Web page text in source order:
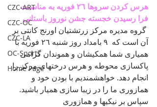
CZC-ART
CZC-OC
CZC-LA
OC-Sports
Home Page
هرس کردن سروها ٢٦ فوریه به مناسبت
فرا رسيدن خجسته جشن نوروز باستانى
گروه مديره مركز زرتشتيان اورنج كانتى بر
آن است كه  ٩ بامداد روز شنبه ٢٦ فوريه با
هميارى شما همكيشان و هموندان گرامى
پاكسازى محوطه و هرس درختهاى مركز را
انجام دهد. خواهشمنديم با بودن خود و
همازورى ما را در زيبا سازى هميار باشيد.
سپاس بر نيكيها و همازورى